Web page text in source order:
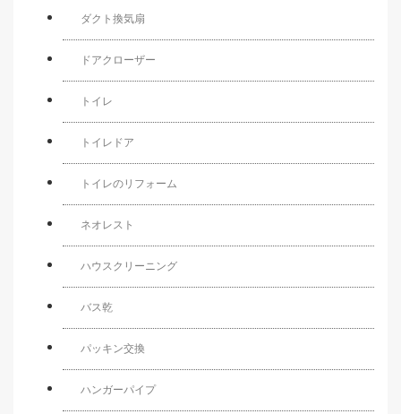
ダクト換気扇
ドアクローザー
トイレ
トイレドア
トイレのリフォーム
ネオレスト
ハウスクリーニング
バス乾
パッキン交換
ハンガーパイプ